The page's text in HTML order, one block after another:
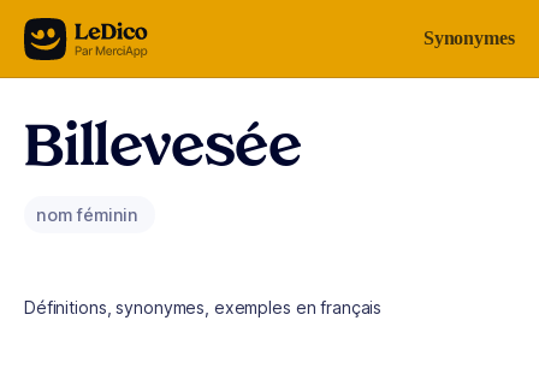
Aller au contenu Synonymes
Billevesée
nom féminin
Définitions, synonymes, exemples en français